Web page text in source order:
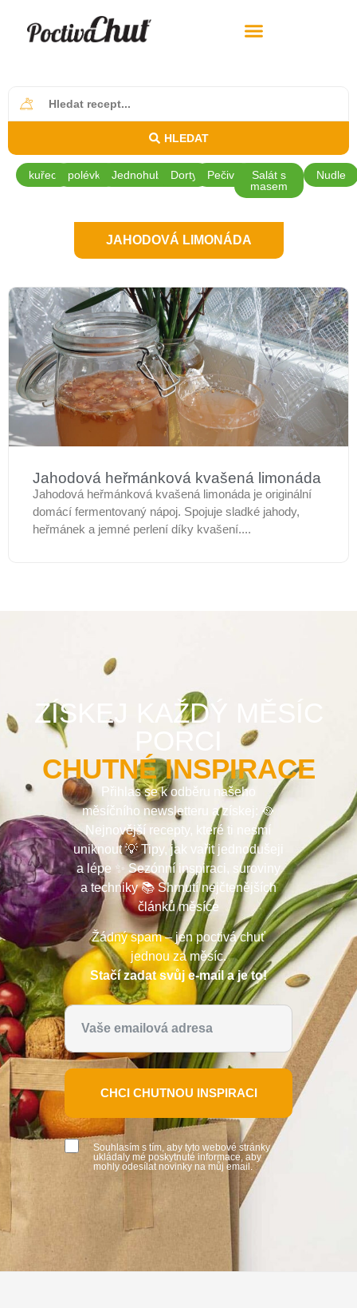
HLEDAT
kuřecí polévky JednohubkyDorty Pečivo
Salát s
masem
Nudle
JAHODOVÁ LIMONÁDA
Jahodová heřmánková kvašená limonáda
Jahodová heřmánková kvašená limonáda je originální
domácí fermentovaný nápoj. Spojuje sladké jahody,
heřmánek a jemné perlení díky kvašení....
ZÍSKEJ KAŽDÝ MĚSÍC
CHUTNÉ INSPIRACE
Přihlas se k odběru našeho
měsíčního newsletteru a získej: 🥘
Nejnovější recepty, které ti nesmí
uniknout 💡 Tipy, jak vařit jednodušeji
a lépe ✨ Sezónní inspiraci, suroviny
a techniky 📚 Shrnutí nejčtenějších
článků měsíce
Žádný spam – jen poctivá chuť
jednou za měsíc.
Stačí zadat svůj e-mail a je to!
CHCI CHUTNOU INSPIRACI
Souhlasím s tím, aby tyto webové stránky
ukládaly mé poskytnuté informace, aby
mohly odesílat novinky na můj email.